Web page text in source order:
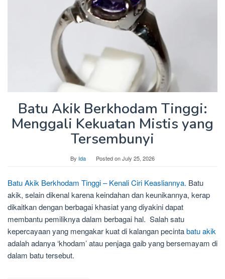
Batu Akik Berkhodam Tinggi:
Menggali Kekuatan Mistis yang
Tersembunyi
By Ida Posted onJuly 25, 2026
Batu Akik Berkhodam Tinggi – Kenali Ciri Keasliannya. Batu
akik, selain dikenal karena keindahan dan keunikannya, kerap
dikaitkan dengan berbagai khasiat yang diyakini dapat
membantu pemiliknya dalam berbagai hal. Salah satu
kepercayaan yang mengakar kuat di kalangan pecintabatu akik
adalah adanya ‘khodam’ atau penjaga gaib yang bersemayam di
dalam batu tersebut.